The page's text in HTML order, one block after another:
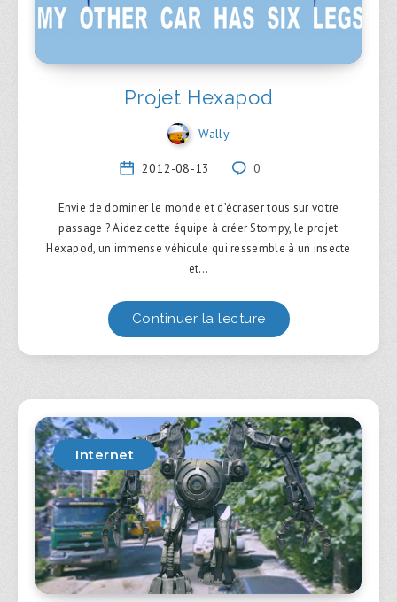
Projet Hexapod
Wally
2012-08-13 0
Envie de dominer le monde et d’écraser tous sur votre
passage ? Aidez cette équipe à créer Stompy, le projet
Hexapod, un immense véhicule qui ressemble à un insecte
et…
Continuer la lecture
Internet